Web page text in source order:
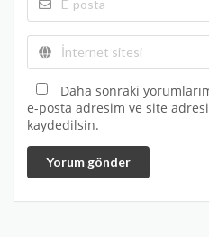
Daha sonraki
e-posta adresim ve site
kaydedilsin.
Yorum gönder